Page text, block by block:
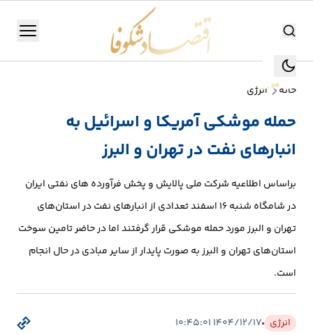
جستجو جستجو
منو
تولید
صنعت
انرژی
بیمه
خانه انرژی
حمله موشکی آمریکا و اسرائیل به
انبارهای نفت در تهران و البرز
براساس اطلاعیه شرکت ملی پالایش و پخش فرآورده های نفتی ایران
در شامگاه شنبه ۱۶ اسفند تعدادی از انبارهای نفت در استان‌های
تهران و البرز مورد حمله موشکی قرار گرفتند اما در حاضر تامین سوخت
استان‌های تهران و البرز به صورت پایدار از سایر مبادی در حال انجام
است.
انرژی ۱۴۰۴/۱۲/۱۷ ۱۰:۴۵:۰۱